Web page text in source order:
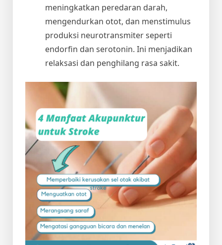
meningkatkan peredaran darah,
mengendurkan otot, dan menstimulus
produksi neurotransmiter seperti
endorfin dan serotonin. Ini menjadikan
relaksasi dan penghilang rasa sakit.